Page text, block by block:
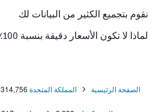
نقوم بتجميع الكثير من البيانات لك
لماذا لا تكون الأسعار دقيقة بنسبة 100٪؟
الصفحة الرئيسية المملكة المتحدة 314,756